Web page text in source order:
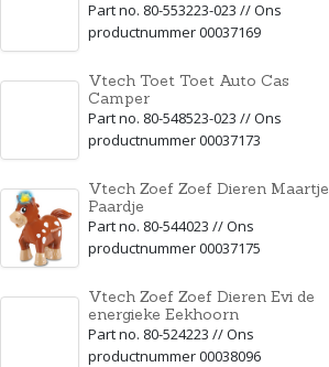
Part no. 80-553223-023 // Ons
productnummer 00037169
Vtech Toet Toet Auto Cas
Camper
Part no. 80-548523-023 // Ons
productnummer 00037173
Vtech Zoef Zoef Dieren Maartje
Paardje
Part no. 80-544023 // Ons
productnummer 00037175
Vtech Zoef Zoef Dieren Evi de
energieke Eekhoorn
Part no. 80-524223 // Ons
productnummer 00038096